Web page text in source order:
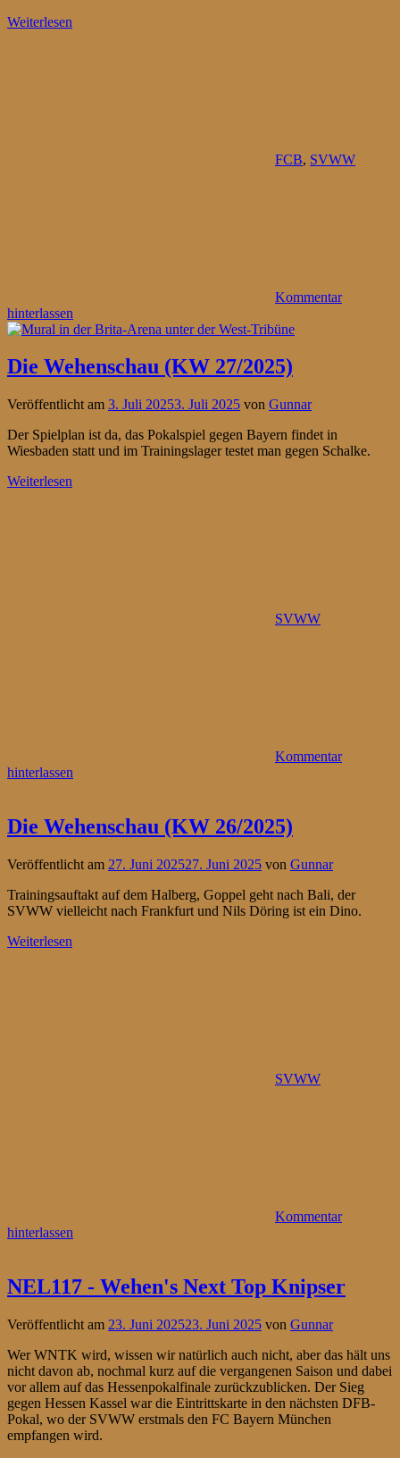
Weiterlesen
FCB, SVWW
Kommentar
hinterlassen
Die Wehenschau (KW 27/2025)
Veröffentlicht am 3. Juli 20253. Juli 2025 von Gunnar
Der Spielplan ist da, das Pokalspiel gegen Bayern findet in
Wiesbaden statt und im Trainingslager testet man gegen Schalke.
Weiterlesen
SVWW
Kommentar
hinterlassen
Die Wehenschau (KW 26/2025)
Veröffentlicht am 27. Juni 202527. Juni 2025 von Gunnar
Trainingsauftakt auf dem Halberg, Goppel geht nach Bali, der
SVWW vielleicht nach Frankfurt und Nils Döring ist ein Dino.
Weiterlesen
SVWW
Kommentar
hinterlassen
NEL117 - Wehen's Next Top Knipser
Veröffentlicht am 23. Juni 202523. Juni 2025 von Gunnar
Wer WNTK wird, wissen wir natürlich auch nicht, aber das hält uns
nicht davon ab, nochmal kurz auf die vergangenen Saison und dabei
vor allem auf das Hessenpokalfinale zurückzublicken. Der Sieg
gegen Hessen Kassel war die Eintrittskarte in den nächsten DFB-
Pokal, wo der SVWW erstmals den FC Bayern München
empfangen wird.